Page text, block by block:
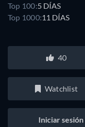
Top 100:5 DÍAS
Top 1000:11 DÍAS
40
Watchlist
Iniciar sesión